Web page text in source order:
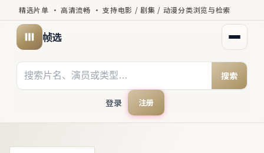
精选片单 · 高清流畅 · 支持电影 / 剧集 / 动漫分类浏览与检索
帧选 打开
搜索
登录 注册